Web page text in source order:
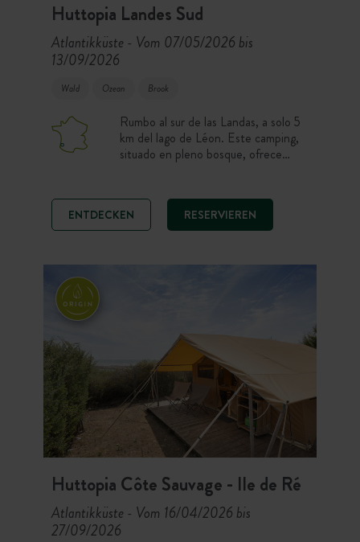
Huttopia Landes Sud
Atlantikküste - Vom 07/05/2026 bis
13/09/2026
Wald Ozean Brook
Rumbo al sur de las Landas, a solo 5
km del lago de Léon. Este camping,
situado en pleno bosque, ofrece
el propio camping, disfruta del centro
social con su bonita terraza abierta al
espacio de piscinas. Anímate a
otras actividades náuticas en los
ENTDECKEN RESERVIEREN
Huttopia Côte Sauvage - Ile de Ré
Atlantikküste - Vom 16/04/2026 bis
27/09/2026